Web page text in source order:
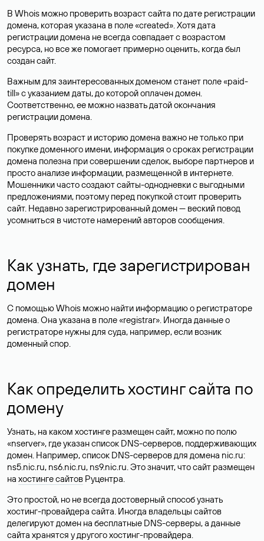
В Whois можно проверить возраст сайта по дате регистрации
домена, которая указана в поле «created». Хотя дата
регистрации домена не всегда совпадает с возрастом
ресурса, но все же помогает примерно оценить, когда был
создан сайт.
Важным для заинтересованных доменом станет поле «paid-
till» с указанием даты, до которой оплачен домен.
Соответственно, ее можно назвать датой окончания
регистрации домена.
Проверять возраст и историю домена важно не только при
покупке доменного имени, информация о сроках регистрации
домена полезна при совершении сделок, выборе партнеров и
просто анализе информации, размещенной в интернете.
Мошенники часто создают сайты-однодневки с выгодными
предложениями, поэтому перед покупкой стоит проверить
сайт. Недавно зарегистрированный домен — веский повод
усомниться в чистоте намерений авторов сообщения.
Как узнать, где зарегистрирован
домен
С помощью Whois можно найти информацию о регистраторе
домена. Она указана в поле «registrar». Иногда данные о
регистраторе нужны для суда, например, если возник
доменный спор.
Как определить хостинг сайта по
домену
Узнать, на каком хостинге размещен сайт, можно по полю
«nserver», где указан список DNS-серверов, поддерживающих
домен. Например, список DNS-серверов для домена nic.ru:
ns5.nic.ru, ns6.nic.ru, ns9.nic.ru. Это значит, что сайт размещен
на хостинге сайтов Руцентра.
Это простой, но не всегда достоверный способ узнать
хостинг-провайдера сайта. Иногда владельцы сайтов
делегируют домен на бесплатные DNS-серверы, а данные
сайта хранятся у другого хостинг-провайдера.